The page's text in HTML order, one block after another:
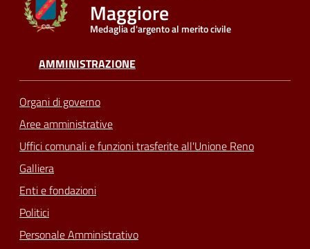
Seguici
Maggiore
Medaglia d'argento al merito civile
AMMINISTRAZIONE
Organi di governo
Aree amministrative
Uffici comunali e funzioni trasferite all'Unione Reno
Galliera
Enti e fondazioni
Politici
Personale Amministrativo